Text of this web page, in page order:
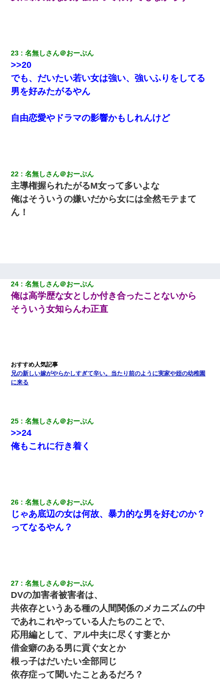
23 名無しさん＠おーぷん
>>20
でも、だいたい若い女は強い、強いふりをしてる
男を好みたがるやん
自由恋愛やドラマの影響かもしれんけど
22 名無しさん＠おーぷん
主導権握られたがるM女って多いよな
俺はそういうの嫌いだから女には全然モテまて
ん！
24 名無しさん＠おーぷん
俺は高学歴な女としか付き合ったことないから
そういう女知らんわ正直
兄の新しい嫁がやらかしすぎて辛い。当たり前のように実家や姪の幼稚園
に来る
25 名無しさん＠おーぷん
>>24
俺もこれに行き着く
26 名無しさん＠おーぷん
じゃあ底辺の女は何故、暴力的な男を好むのか？
ってなるやん？
27 名無しさん＠おーぷん
DVの加害者被害者は、
共依存というある種の人間関係のメカニズムの中
であれこれやっている人たちのことで、
応用編として、アル中夫に尽くす妻とか
借金癖のある男に貢ぐ女とか
根っ子はだいたい全部同じ
依存症って聞いたことあるだろ？